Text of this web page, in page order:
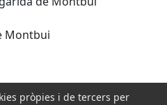
Montbui
pròpies i de tercers per